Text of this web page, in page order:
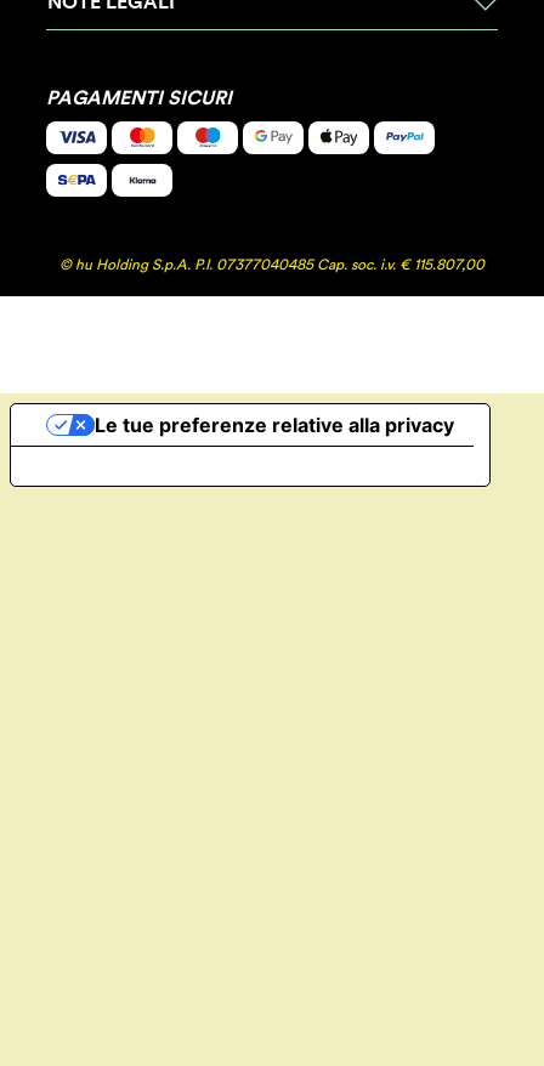
PAGAMENTI SICURI
© hu Holding S.p.A. P.I. 07377040485 Cap. soc. i.v. € 115.807,00
Le tue preferenze relative alla privacy